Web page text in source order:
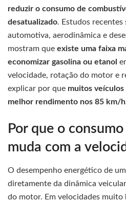
reduzir o consumo de
desatualizado. Estudos recentes
automotiva, aerodinâmica e
mostram que existe uma faixa
economizar gasolina ou etanol
velocidade, rotação do motor e
explicar por que muitos
melhor rendimento nos 85 km/
Por que o
muda com a
O desempenho energético de
diretamente da dinâmica
do motor. Em velocidades muito